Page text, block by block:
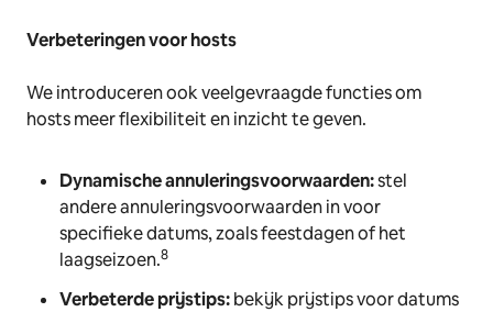
Verbeteringen voor hosts
We introduceren ook veelgevraagde functies om
hosts meer flexibiliteit en inzicht te geven.
Dynamische annuleringsvoorwaarden:stel
andere annuleringsvoorwaarden in voor
specifieke datums, zoals feestdagen of het
laagseizoen.8
Verbeterde prijstips:bekijk prijstips voor datums